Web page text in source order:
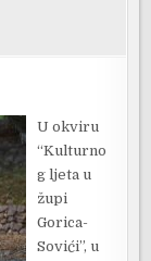
U okviru
“Kulturno
g ljeta u
župi
Gorica-
Sovići”, u